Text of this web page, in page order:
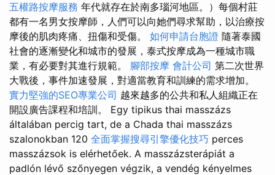
五權路按摩服務 年代就存在於南多瑙河地區。）每個村莊
都有一名男女按摩師，人們可以向她們尋求幫助，以治療按
摩後的肌肉疼痛、扭傷和受傷。 如何申請台胞證 隨著泰國
社會的逐漸變化和城市的發展，泰式按摩成為一種城市職
業，有必要對其進行規範。 腳部按摩 會計公司 第二次世界
大戰後，事件加速發展，對適當教育和訓練的需求增加。
實力堅強的SEO專業公司 越來越多的公共和私人組織正在
開設廣告課程和培訓。 Egy tipikus thai masszázs
általában percig tart, de a Chada thai masszázs
szalonokban 120 全面掌握搜尋引擎優化技巧 perces
masszázsok is elérhetőek. A masszázsterápiát a
padlón lévő szőnyegen végzik, a vendég kényelmes